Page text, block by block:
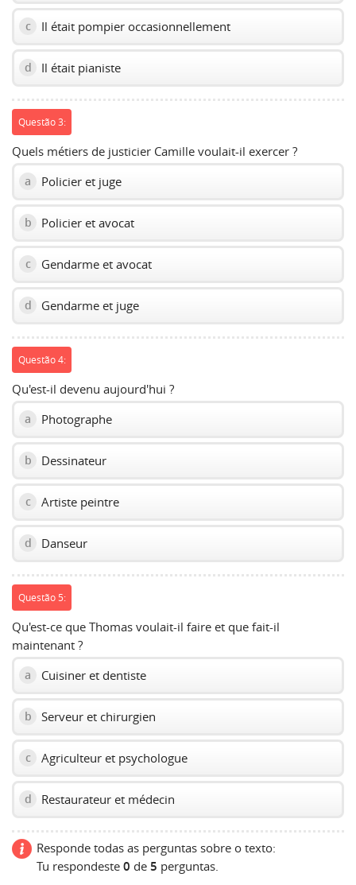
c Il était pompier occasionnellement
d Il était pianiste
Questão 3:
Quels métiers de justicier Camille voulait-il exercer ?
a Policier et juge
b Policier et avocat
c Gendarme et avocat
d Gendarme et juge
Questão 4:
Qu'est-il devenu aujourd'hui ?
a Photographe
b Dessinateur
c Artiste peintre
d Danseur
Questão 5:
Qu'est-ce que Thomas voulait-il faire et que fait-il
maintenant ?
a Cuisiner et dentiste
b Serveur et chirurgien
c Agriculteur et psychologue
d Restaurateur et médecin
Responde todas as perguntas sobre o texto:
Tu respondeste 0 de 5 perguntas.